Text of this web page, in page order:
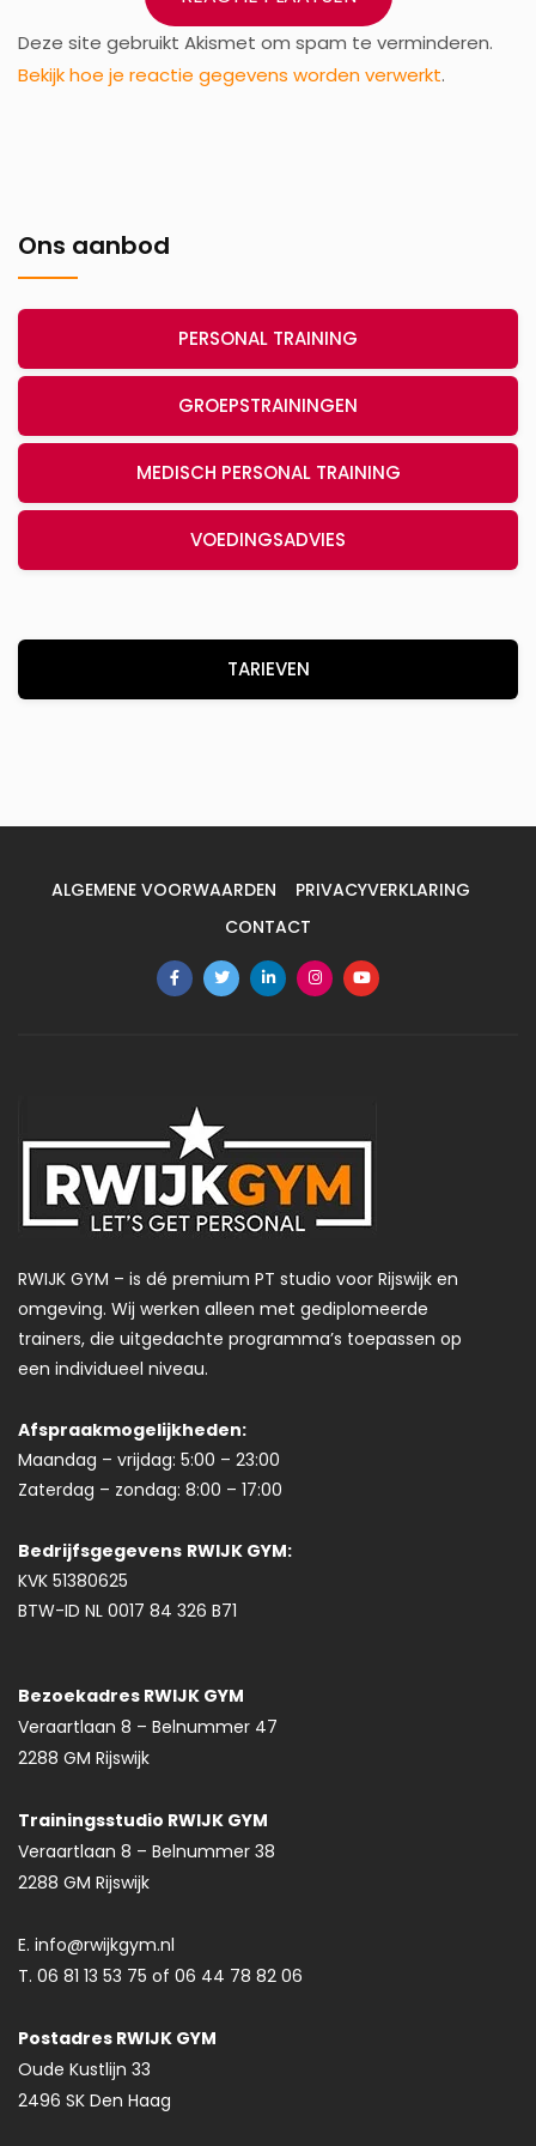
Deze site gebruikt Akismet om spam te verminderen.
Bekijk hoe je reactie gegevens worden verwerkt.
Ons aanbod
PERSONAL TRAINING
GROEPSTRAININGEN
MEDISCH PERSONAL TRAINING
VOEDINGSADVIES
TARIEVEN
ALGEMENE VOORWAARDEN
PRIVACYVERKLARING
CONTACT
RWIJK GYM – is dé premium PT studio voor Rijswijk en
omgeving. Wij werken alleen met gediplomeerde
trainers, die uitgedachte programma’s toepassen op
een individueel niveau.
Afspraakmogelijkheden:
Maandag – vrijdag: 5:00 – 23:00
Zaterdag – zondag: 8:00 – 17:00
Bedrijfsgegevens RWIJK GYM:
KVK 51380625
BTW-ID NL 0017 84 326 B71
Bezoekadres RWIJK GYM
Veraartlaan 8 – Belnummer 47
2288 GM Rijswijk
Trainingsstudio RWIJK GYM
Veraartlaan 8 – Belnummer 38
2288 GM Rijswijk
E. info@rwijkgym.nl
T. 06 81 13 53 75 of 06 44 78 82 06
Postadres RWIJK GYM
Oude Kustlijn 33
2496 SK Den Haag